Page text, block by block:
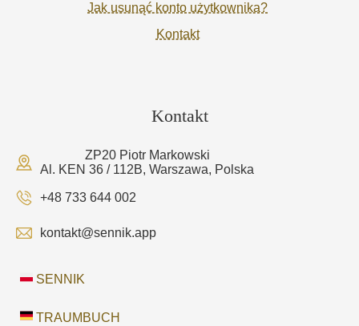
Jak usunąć konto użytkownika?
Kontakt
Kontakt
ZP20 Piotr Markowski
Al. KEN 36 / 112B, Warszawa, Polska
+48 733 644 002
kontakt@sennik.app
SENNIK
TRAUMBUCH